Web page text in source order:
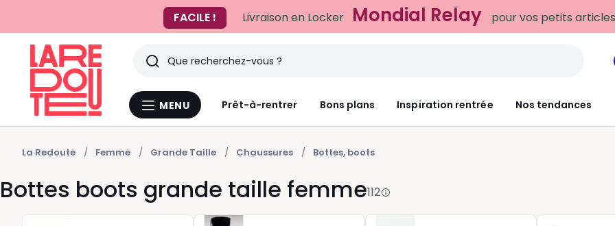
FACILE !
Livraison en Locker Mondial Relay pour vos petits articles
Menu
MENU Prêt-à-rentrer Bons plans Inspiration rentrée Nos tendances
Rechercher
Derniers
articles
vus
La Redoute Femme Grande Taille Chaussures Bottes, boots
Bottes boots grande taille femme112